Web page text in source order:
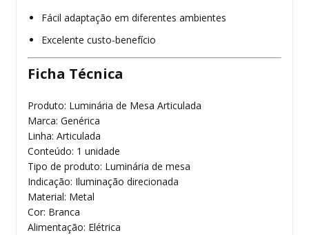
Fácil adaptação em diferentes ambientes
Excelente custo-benefício
Ficha Técnica
Produto: Luminária de Mesa Articulada
Marca: Genérica
Linha: Articulada
Conteúdo: 1 unidade
Tipo de produto: Luminária de mesa
Indicação: Iluminação direcionada
Material: Metal
Cor: Branca
Alimentação: Elétrica